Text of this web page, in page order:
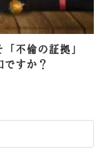
不倫の証拠」
すか？